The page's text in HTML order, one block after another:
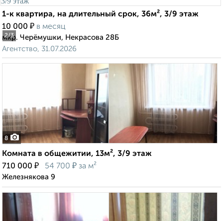
2/3
1-к квартира, на длительный срок, 36м², 3/9 этаж
10 000 ₽ в месяц
мкр. Черёмушки, Некрасова 28Б
Агентство, 31.07.2026
8
Комната в общежитии, 13м², 3/9 этаж
710 000 ₽ 54 700 ₽ за м²
Железнякова 9